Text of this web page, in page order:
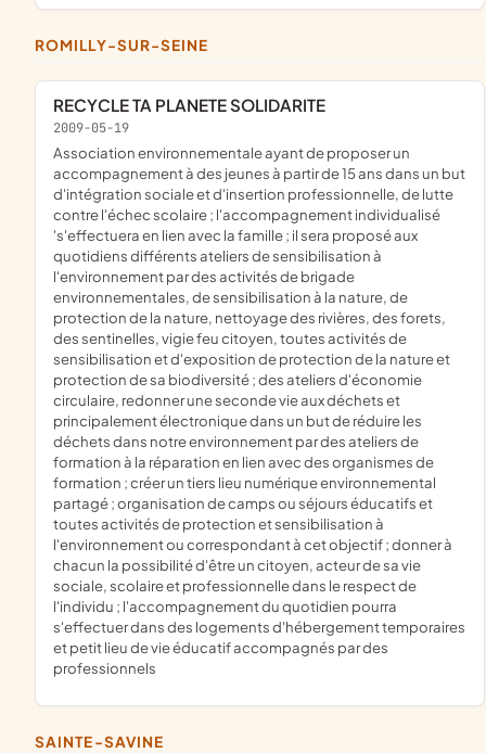
ROMILLY-SUR-SEINE
RECYCLE TA PLANETE SOLIDARITE
2009-05-19
association environnementale ayant de proposer un
accompagnement à des jeunes à partir de 15 ans dans un but
d'intégration sociale et d'insertion professionnelle, de lutte
contre l'échec scolaire ; l'accompagnement individualisé
's'effectuera en lien avec la famille ; il sera proposé aux
quotidiens différents ateliers de sensibilisation à
l'environnement par des activités de brigade
environnementales, de sensibilisation à la nature, de
protection de la nature, nettoyage des rivières, des forets,
des sentinelles, vigie feu citoyen, toutes activités de
sensibilisation et d'exposition de protection de la nature et
protection de sa biodiversité ; des ateliers d'économie
circulaire, redonner une seconde vie aux déchets et
principalement électronique dans un but de réduire les
déchets dans notre environnement par des ateliers de
formation à la réparation en lien avec des organismes de
formation ; créer un tiers lieu numérique environnemental
partagé ; organisation de camps ou séjours éducatifs et
toutes activités de protection et sensibilisation à
l'environnement ou correspondant à cet objectif ; donner à
chacun la possibilité d'être un citoyen, acteur de sa vie
sociale, scolaire et professionnelle dans le respect de
l'individu ; l'accompagnement du quotidien pourra
s'effectuer dans des logements d'hébergement temporaires
et petit lieu de vie éducatif accompagnés par des
professionnels
SAINTE-SAVINE